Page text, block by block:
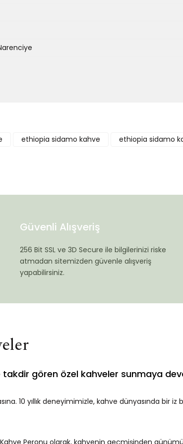
ethiopia sidamo kahve
ethiopia sidamo
Güvenli Alışveriş
256 Bit SSL ve 3D Secure ile bilgilerinizi riske
atmadan sitemizden güvenle alışveriş
yapabilirsiniz.
gören özel kahveler sunmaya
10 yıllık deneyimimizle, kahve dünyasında bir
Peronu olarak, kahvenin geçmişinden